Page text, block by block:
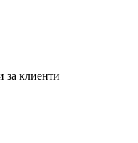
за клиенти